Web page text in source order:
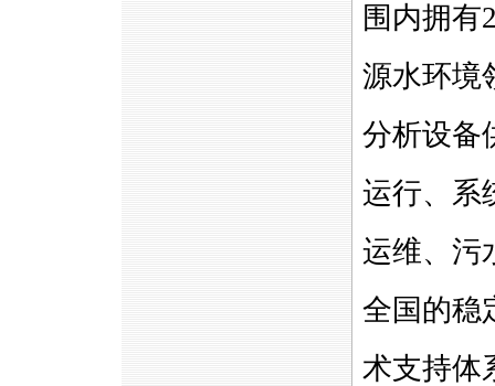
围内拥有
源水环境
分析设备
运行、系
运维、污
全国的稳
术支持体